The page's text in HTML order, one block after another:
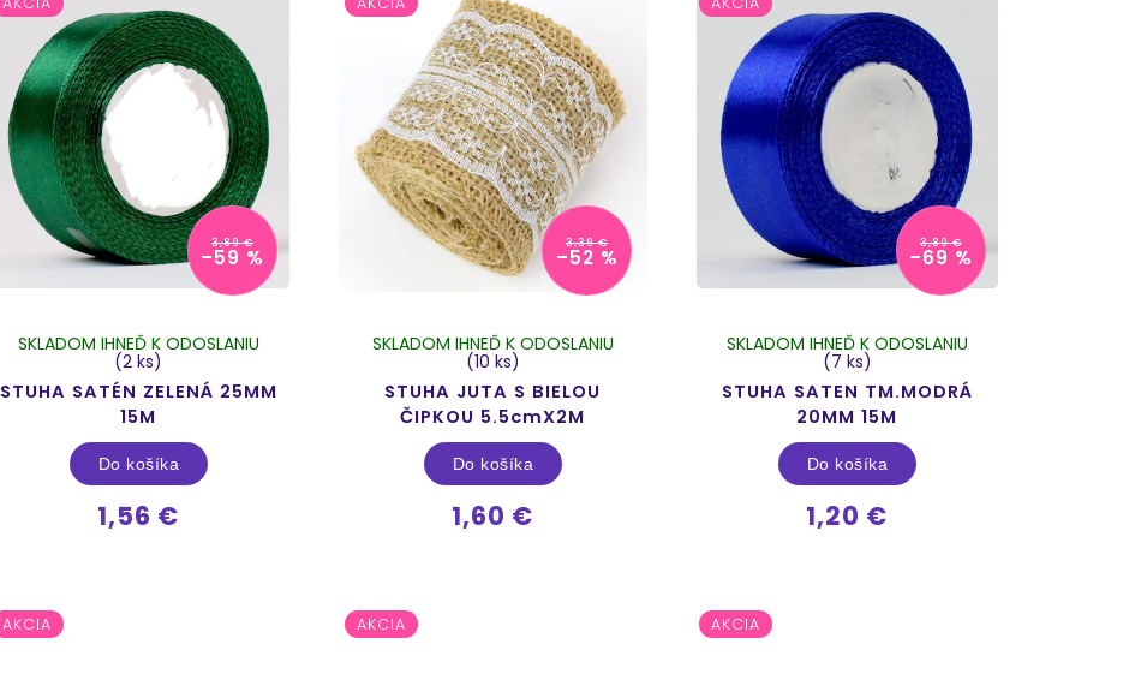
3,89 €
–59 %
STUHA SATÉN ZELENÁ 25MM
15M
SKLADOM IHNEĎ K ODOSLANIU
(2 ks)
1,56 €
Do košíka
3,39 €
–52 %
STUHA JUTA S BIELOU
ČIPKOU 5.5cmX2M
SKLADOM IHNEĎ K ODOSLANIU
(10 ks)
1,60 €
Do košíka
3,89 €
–69 %
STUHA SATEN TM.MODRÁ
20MM 15M
SKLADOM IHNEĎ K ODOSLANIU
(7 ks)
1,20 €
Do košíka
AKCIA AKCIA AKCIA